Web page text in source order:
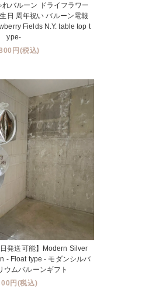
れバルーン ドライフラワー
日 周年祝い バルーン電報
Fields N.Y. table top t
ype-
円(税込)
日発送可能】Modern Silver
- Float type - モダンシルバ
ウムバルーンギフト
円(税込)